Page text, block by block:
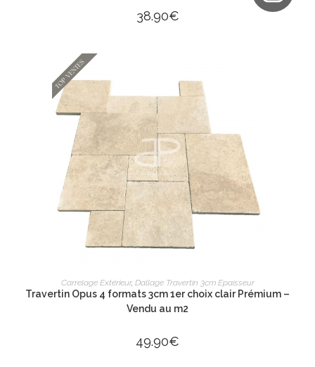
38.90€
AJOUTER AU PANIER
Carrelage Extérieur, Dallage Travertin 3cm Epaisseur
Travertin Opus 4 formats 3cm 1er choix clair Prémium –
Vendu au m2
49.90€